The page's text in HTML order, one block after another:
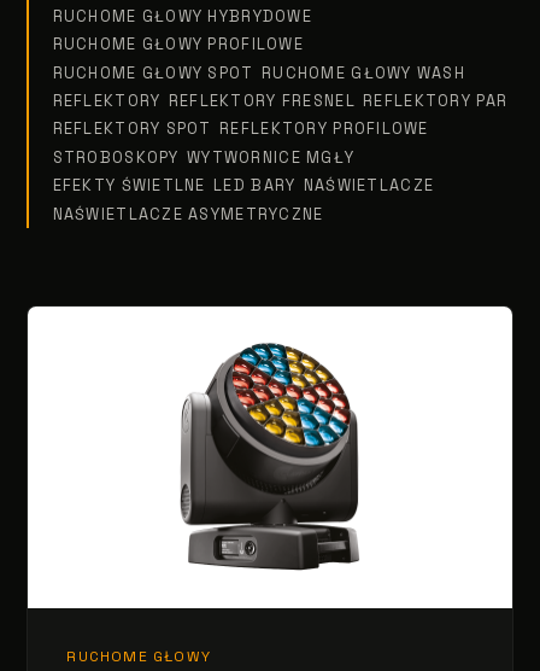
RUCHOME GŁOWY HYBRYDOWE
RUCHOME GŁOWY PROFILOWE
RUCHOME GŁOWY SPOT RUCHOME GŁOWY WASH
REFLEKTORY REFLEKTORY FRESNEL REFLEKTORY PAR
REFLEKTORY SPOT REFLEKTORY PROFILOWE
STROBOSKOPY WYTWORNICE MGŁY
EFEKTY ŚWIETLNE LED BARY NAŚWIETLACZE
NAŚWIETLACZE ASYMETRYCZNE
RUCHOME GŁOWY